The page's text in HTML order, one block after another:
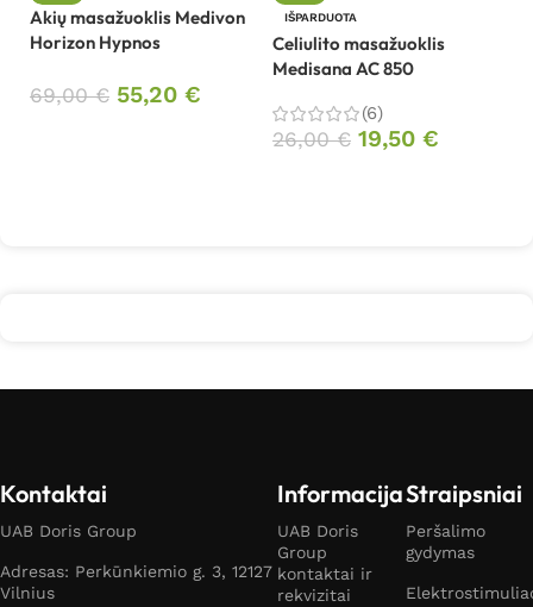
Akių masažuoklis Medivon
Horizon Hypnos
69,00€ 55,20 €
IŠPARDUOTA
Celiulito masažuoklis
Medisana AC 850
(6)
26,00€ 19,50 €
Kontaktai
UAB Doris Group
Adresas: Perkūnkiemio g. 3, 12127
Vilnius
Informacija
UAB Doris
Group
kontaktai ir
rekvizitai
Straipsniai
Peršalimo
gydymas